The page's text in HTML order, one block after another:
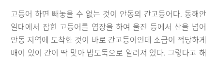
고등어 하면 빼놓을 수 없는 것이 안동의 간고등어다. 동해안
일대에서 잡힌 고등어를 염장을 하여 울진 등에서 산을 넘어
안동 지역에 도착한 것이 바로 간고등어인데 소금이 적당하게
배어 있어 간이 딱 맞아 밥도둑으로 알려져 있다. 그렇다고 해